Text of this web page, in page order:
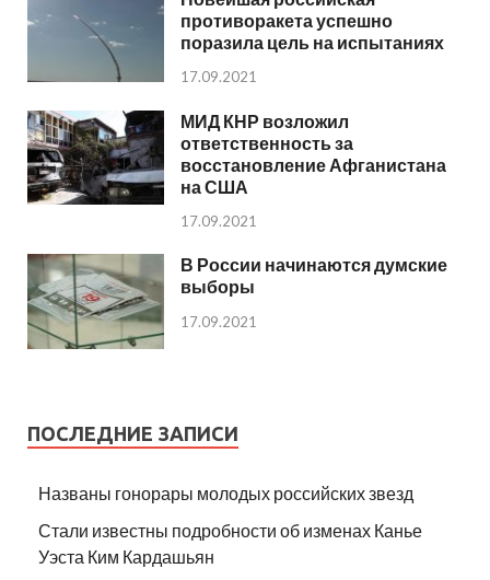
противоракета успешно
поразила цель на испытаниях
17.09.2021
МИД КНР возложил
ответственность за
восстановление Афганистана
на США
17.09.2021
В России начинаются думские
выборы
17.09.2021
ПОСЛЕДНИЕ ЗАПИСИ
Названы гонорары молодых российских звезд
Стали известны подробности об изменах Канье
Уэста Ким Кардашьян